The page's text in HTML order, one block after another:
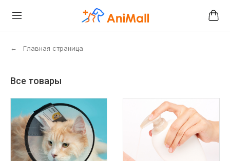
← Главная страница
Все товары